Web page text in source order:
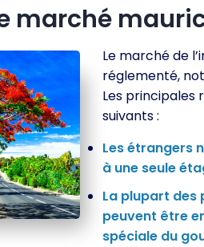
marché
Le marché de
réglementé,
Les principales
suivants :
Les étrangers
à une seule
La plupart des
peuvent être
spéciale du